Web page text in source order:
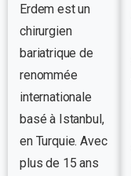
Erdem est un
chirurgien
bariatrique de
renommée
internationale
basé à Istanbul,
en Turquie. Avec
plus de 15 ans